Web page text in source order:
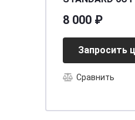
8 000 ₽
Запросить
Сравнить